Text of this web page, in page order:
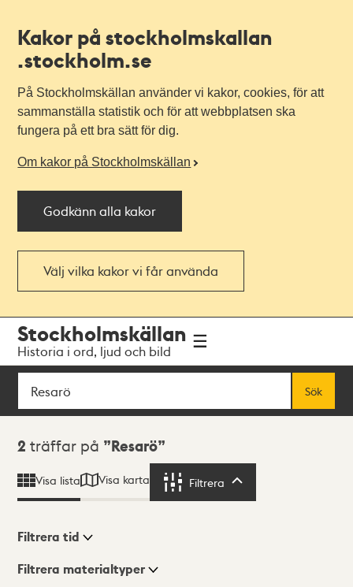
Kakor på stockholmskallan
.stockholm.se
På Stockholmskällan använder vi kakor, cookies, för att
sammanställa statistik och för att webbplatsen ska
fungera på ett bra sätt för dig.
Om kakor på Stockholmskällan
Godkänn alla kakor
Välj vilka kakor vi får använda
navigationen
huvudinnehållet
Stockholmskällan
Historia i ord, ljud och bild
Sök
Sök
Sökresultat
2 träffar på Resarö
Visa lista Visa karta Filtrera
Visningsläge
Filtrera tid
Filtrera materialtyper